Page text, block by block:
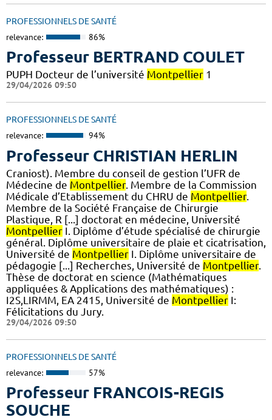
PROFESSIONNELS DE SANTÉ
relevance: 86%
Professeur BERTRAND COULET
PUPH Docteur de l’université Montpellier 1
29/04/2026 09:50
PROFESSIONNELS DE SANTÉ
relevance: 94%
Professeur CHRISTIAN HERLIN
Craniost). Membre du conseil de gestion l’UFR de
Médecine de Montpellier. Membre de la Commission
Médicale d’Etablissement du CHRU de Montpellier.
Membre de la Société Française de Chirurgie
Plastique, R [...] doctorat en médecine, Université
Montpellier I. Diplôme d’étude spécialisé de chirurgie
général. Diplôme universitaire de plaie et cicatrisation,
Université de Montpellier I. Diplôme universitaire de
pédagogie [...] Recherches, Université de Montpellier.
Thèse de doctorat en science (Mathématiques
appliquées & Applications des mathématiques) :
I2S,LIRMM, EA 2415, Université de Montpellier I:
Félicitations du Jury.
29/04/2026 09:50
PROFESSIONNELS DE SANTÉ
relevance: 57%
Professeur FRANCOIS-REGIS
SOUCHE